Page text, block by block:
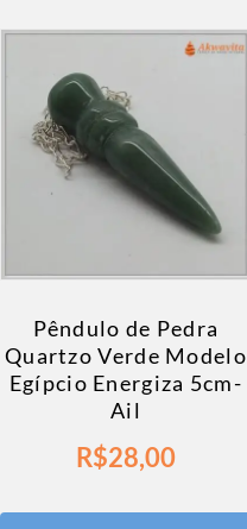
Pêndulo de Pedra
Quartzo Verde Modelo
Egípcio Energiza 5cm-
Ail
R$28,00